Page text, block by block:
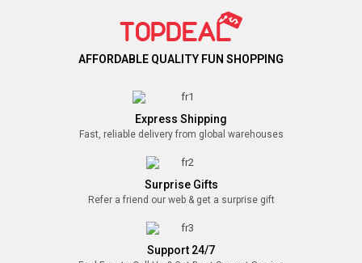
AFFORDABLE QUALITY FUN SHOPPING
Express Shipping
Fast, reliable delivery from global warehouses
Surprise Gifts
Refer a friend our web & get a surprise gift
Support 24/7